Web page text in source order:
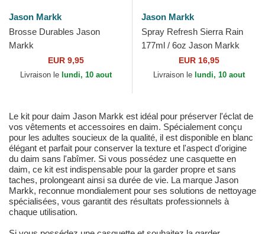
Jason Markk
Brosse Durables Jason
Markk
EUR 9,95
Livraison le lundi, 10 aout
Jason Markk
Spray Refresh Sierra Rain
177ml / 6oz Jason Markk
EUR 16,95
Livraison le lundi, 10 aout
Le kit pour daim Jason Markk est idéal pour préserver l'éclat de
vos vêtements et accessoires en daim. Spécialement conçu
pour les adultes soucieux de la qualité, il est disponible en blanc
élégant et parfait pour conserver la texture et l'aspect d'origine
du daim sans l'abîmer. Si vous possédez une casquette en
daim, ce kit est indispensable pour la garder propre et sans
taches, prolongeant ainsi sa durée de vie. La marque Jason
Markk, reconnue mondialement pour ses solutions de nettoyage
spécialisées, vous garantit des résultats professionnels à
chaque utilisation.